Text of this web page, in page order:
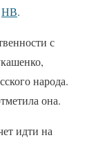
НВ.
с
народа.
она.
идти на